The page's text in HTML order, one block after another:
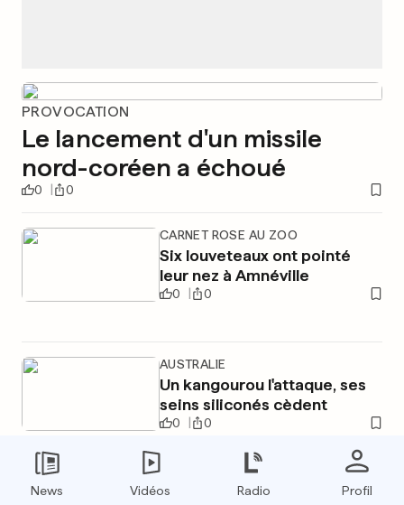
PROVOCATION
Le lancement d'un missile
nord-coréen a échoué
0 0
CARNET ROSE AU ZOO
Six louveteaux ont pointé
leur nez à Amnéville
0 0
AUSTRALIE
Un kangourou l'attaque, ses
seins siliconés cèdent
0 0
News Vidéos Radio Profil